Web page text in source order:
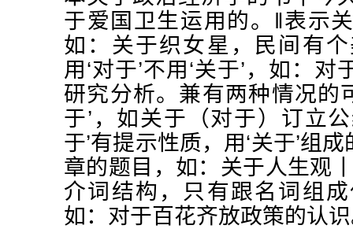
于爱国卫生运用的。‖表示关
如：关于织女星，民间有
用‘对于’不用‘关于’，如：
研究分析。兼有两种情况的
于’，如关于（对于）订立
于’有提示性质，用‘关于’组
章的题目，如：关于人生观
介词结构，只有跟名词组
如：对于百花齐放政策的认